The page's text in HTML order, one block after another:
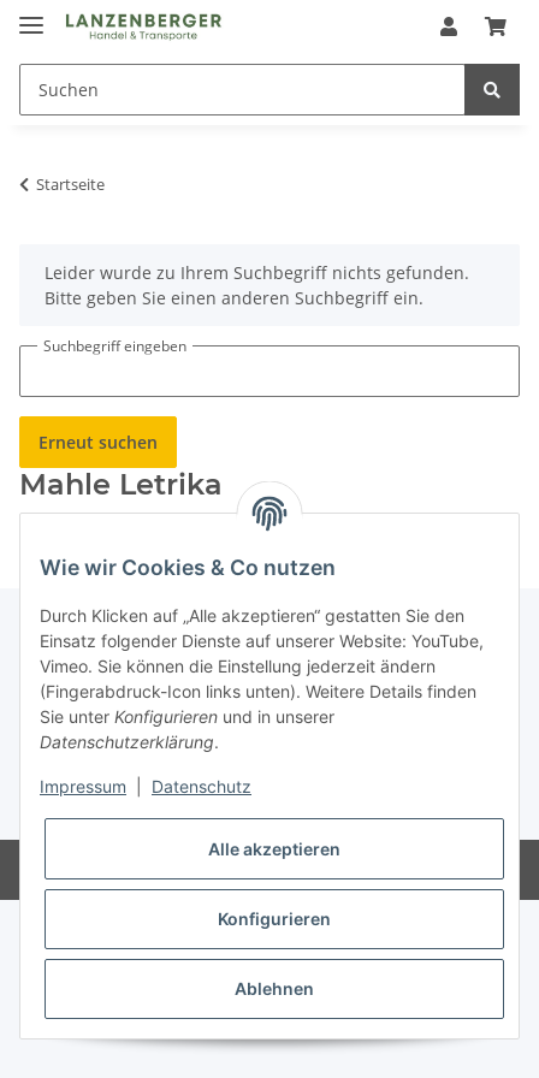
Startseite
xLeider wurde zu Ihrem Suchbegriff nichts gefunden.
Bitte geben Sie einen anderen Suchbegriff ein.
Suchbegriff eingeben
Erneut suchen
Mahle Letrika
Informationen
Gesetzliche Informationen
Wie wir Cookies & Co nutzen
Durch Klicken auf „Alle akzeptieren“ gestatten Sie den
Einsatz folgender Dienste auf unserer Website: YouTube,
Vimeo. Sie können die Einstellung jederzeit ändern
(Fingerabdruck-Icon links unten). Weitere Details finden
Sie unter Konfigurieren und in unserer
Datenschutzerklärung.
Impressum Datenschutz
Alle akzeptieren
Konfigurieren
Ablehnen